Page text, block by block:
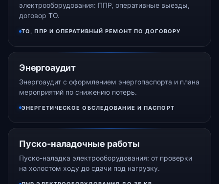
электрооборудования: ППР, оперативные выезды,
договор ТО.
ТО, ППР И ОПЕРАТИВНЫЙ РЕМОНТ ПО ДОГОВОРУ
Энергоаудит
Энергоаудит с оформлением энергопаспорта и плана
мероприятий по снижению потерь.
ЭНЕРГЕТИЧЕСКОЕ ОБСЛЕДОВАНИЕ И ПАСПОРТ
Пуско-наладочные работы
Пуско-наладка электрооборудования: от проверки
на холостом ходу до сдачи под нагрузку.